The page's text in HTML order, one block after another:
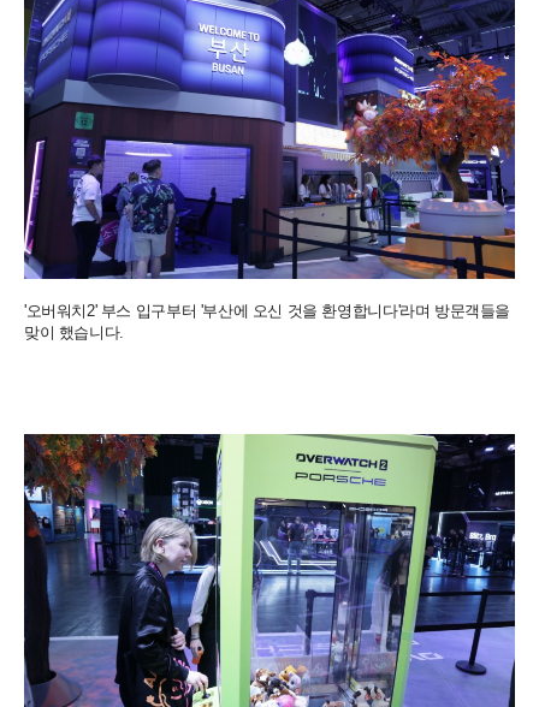
'오버워치2' 부스 입구부터 '부산에 오신 것을 환영합니다'라며 방문객들을
맞이 했습니다.